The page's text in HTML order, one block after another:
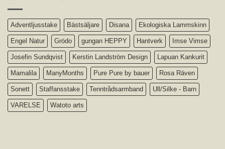
Adventljusstake Bästsäljare Disana Ekologiska Lammskinn
Engel Natur Grödo gungan HEPPY Hantverk Imse Vimse
Josefin Sundqvist Kerstin Landström Design Lapuan Kankurit
Mamalila ManyMonths Pure Pure by bauer Rosa Räven
Sonett Staffansstake Tenntrådsarmband Ull/Silke - Barn
VARELSE Watoto arts